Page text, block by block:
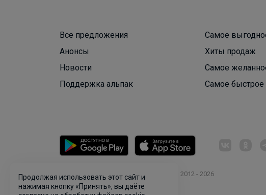
Все предложения
Анонсы
Новости
Поддержка альпак
Самое
Хиты продаж
Самое
Самое быстрое
© ООО "Лявита", ОГРН 1122468054070, 2012 - 2026
Политика конфиденциальности
Продолжая использовать этот сайт и
нажимая кнопку «Принять», вы даёте